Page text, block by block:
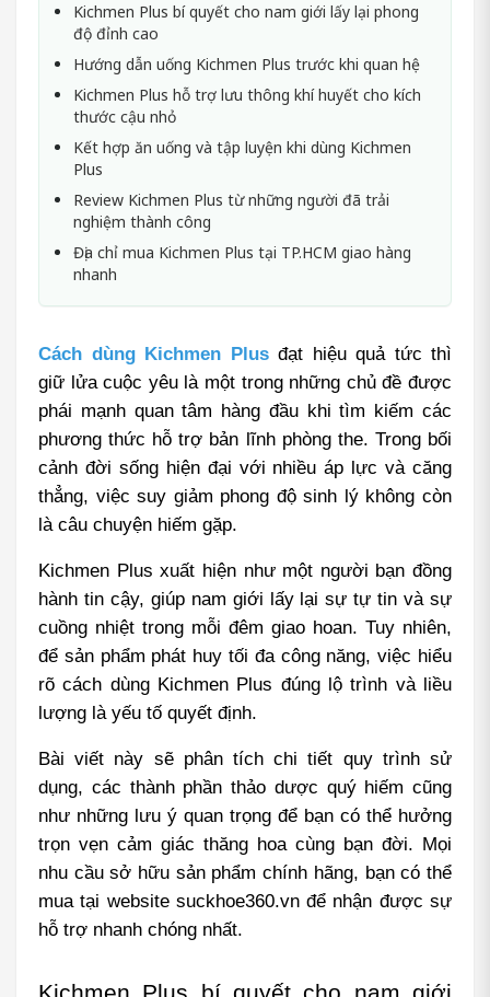
Kichmen Plus bí quyết cho nam giới lấy lại phong
độ đỉnh cao
Hướng dẫn uống Kichmen Plus trước khi quan hệ
Kichmen Plus hỗ trợ lưu thông khí huyết cho kích
thước cậu nhỏ
Kết hợp ăn uống và tập luyện khi dùng Kichmen
Plus
Review Kichmen Plus từ những người đã trải
nghiệm thành công
Địa chỉ mua Kichmen Plus tại TP.HCM giao hàng
nhanh
Cách dùng Kichmen Plus đạt hiệu quả tức thì
giữ lửa cuộc yêu là một trong những chủ đề được
phái mạnh quan tâm hàng đầu khi tìm kiếm các
phương thức hỗ trợ bản lĩnh phòng the. Trong bối
cảnh đời sống hiện đại với nhiều áp lực và căng
thẳng, việc suy giảm phong độ sinh lý không còn
là câu chuyện hiếm gặp.
Kichmen Plus xuất hiện như một người bạn đồng
hành tin cậy, giúp nam giới lấy lại sự tự tin và sự
cuồng nhiệt trong mỗi đêm giao hoan. Tuy nhiên,
để sản phẩm phát huy tối đa công năng, việc hiểu
rõ cách dùng Kichmen Plus đúng lộ trình và liều
lượng là yếu tố quyết định.
Bài viết này sẽ phân tích chi tiết quy trình sử
dụng, các thành phần thảo dược quý hiếm cũng
như những lưu ý quan trọng để bạn có thể hưởng
trọn vẹn cảm giác thăng hoa cùng bạn đời. Mọi
nhu cầu sở hữu sản phẩm chính hãng, bạn có thể
mua tại website suckhoe360.vn để nhận được sự
hỗ trợ nhanh chóng nhất.